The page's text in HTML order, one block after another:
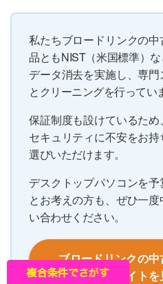
私たちブロードリンクの
品ともNIST（米国標準）
データ消去を実施し、専
とクリーニングを行ってい
保証制度も設けているた
セキュリティに不安をお
選びいただけます。
デスクトップパソコンを
とお考えの方も、ぜひ一
い合わせください。
ブロードリンクの
イトを